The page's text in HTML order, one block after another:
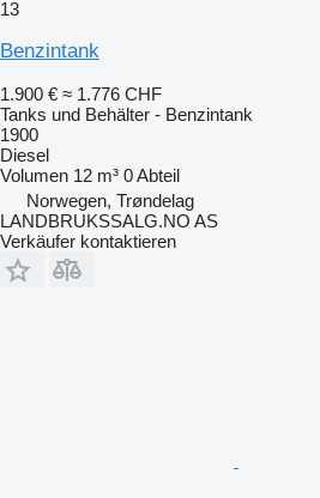
13
Benzintank
1.900 € ≈ 1.776 CHF
Tanks und Behälter - Benzintank
1900
Diesel
Volumen 12 m³ 0 Abteil
Norwegen, Trøndelag
LANDBRUKSSALG.NO AS
Verkäufer kontaktieren